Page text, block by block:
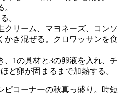
。
クリーム、マヨネーズ、コンソ
かき混ぜる。クロワッサンを食
、1の具材と3の卵液を入れ、チ
ど卵が固まるまで加熱する。
ピコーナーの秋真っ盛り。時短